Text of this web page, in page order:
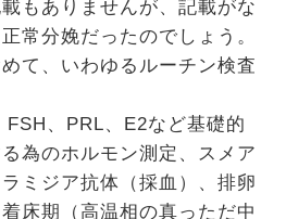
もありませんが、記載がな
常分娩だったのでしょう。
て、いわゆるルーチン検査
FSH、PRL、E2など基礎的
為のホルモン測定、スメア
ラミジア抗体（採血）、排卵
床期（高温相の真っただ中